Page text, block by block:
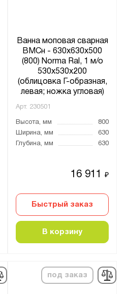
Ванна моповая сварная
ВМСн - 630x630x500
(800) Norma Ral, 1 м/о
530x530x200
(облицовка Г-образная,
левая; ножка угловая)
Арт. 230501
Высота, мм
800
Ширина, мм
630
Глубина, мм
630
16 911₽
Быстрый заказ
В корзину
под заказ